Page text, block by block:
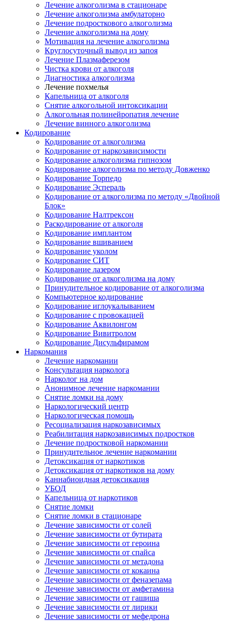
Лечение алкоголизма в стационаре
Лечение алкоголизма амбулаторно
Лечение подросткового алкоголизма
Лечение алкоголизма на дому
Мотивация на лечение алкоголизма
Круглосуточный вывод из запоя
Лечение Плазмаферезом
Чистка крови от алкоголя
Диагностика алкоголизма
Лечение похмелья
Капельница от алкоголя
Снятие алкогольной интоксикации
Алкогольная полинейропатия лечение
Лечение винного алкоголизма
Кодирование
Кодирование от алкоголизма
Кодирование от наркозависимости
Кодирование алкоголизма гипнозом
Кодирование алкоголизма по методу Довженко
Кодирование Торпедо
Кодирование Эспераль
Кодирование от алкоголизма по методу «Двойной
Блок»
Кодирование Налтрексон
Раскодирование от алкоголя
Кодирование имплантом
Кодирование вшиванием
Кодирование уколом
Кодирование СИТ
Кодирование лазером
Кодирование от алкоголизма на дому
Принудительное кодирование от алкоголизма
Компьютерное кодирование
Кодирование иглоукалыванием
Кодирование с провокацией
Кодирование Аквилонгом
Кодирование Вивитролом
Кодирование Дисульфирамом
Наркомания
Лечение наркомании
Консультация нарколога
Нарколог на дом
Анонимное лечение наркомании
Снятие ломки на дому
Наркологический центр
Наркологическая помощь
Ресоциализация наркозависимых
Реабилитация наркозависимых подростков
Лечение подростковой наркомании
Принудительное лечение наркомании
Детоксикация от наркотиков
Детоксикация от наркотиков на дому
Каннабиоидная детоксикация
УБОД
Капельница от наркотиков
Снятие ломки
Снятие ломки в стационаре
Лечение зависимости от солей
Лечение зависимости от бутирата
Лечение зависимости от героина
Лечение зависимости от спайса
Лечение зависимости от метадона
Лечение зависимости от кокаина
Лечение зависимости от феназепама
Лечение зависимости от амфетамина
Лечение зависимости от гашиша
Лечение зависимости от лирики
Лечение зависимости от мефедрона